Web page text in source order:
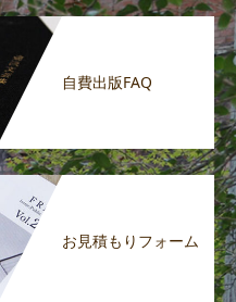
自費出版FAQ
お見積もりフォーム